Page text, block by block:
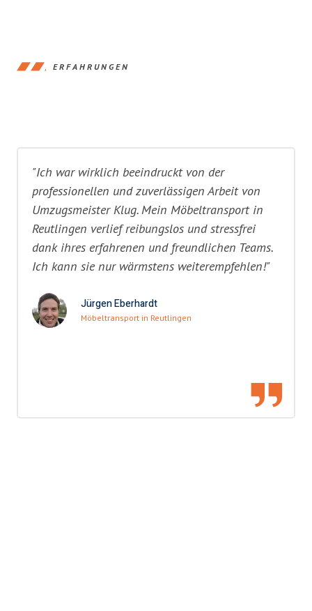
ERFAHRUNGEN
"Ich war wirklich beeindruckt von der
professionellen und zuverlässigen Arbeit von
Umzugsmeister Klug. Mein Möbeltransport in
Reutlingen verlief reibungslos und stressfrei
dank ihres erfahrenen und freundlichen Teams.
Ich kann sie nur wärmstens weiterempfehlen!"
Jürgen Eberhardt
Möbeltransport in Reutlingen